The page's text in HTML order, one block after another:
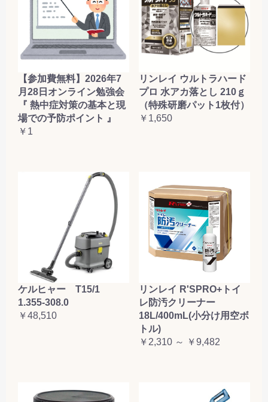
【参加費無料】2026年7
月28日オンライン勉強会
『 熱中症対策の基本と現
場での予防ポイント 』
￥1
リンレイ ウルトラハード
プロ 水アカ落とし 210ｇ
（特殊研磨パット1枚付）
￥1,650
ケルヒャー T15/1
1.355-308.0
￥48,510
リンレイ R'SPRO+トイ
レ防汚クリーナー
18L/400mL(小分け用空ボ
トル)
￥2,310 ～ ￥9,482